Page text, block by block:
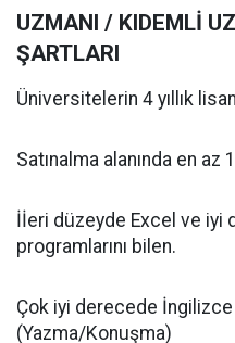
UZMANI / KIDEMLİ
ŞARTLARI
Üniversitelerin 4 yıllık
Satınalma alanında en az
İİeri düzeyde Excel ve
programlarını bilen.
Çok iyi derecede
(Yazma/Konuşma)